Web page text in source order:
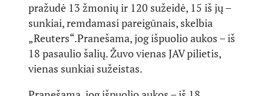
pražudė 13 žmonių ir 120 sužeidė, 15 iš jų –
sunkiai, remdamasi pareigūnais, skelbia
„Reuters“.Pranešama, jog išpuolio aukos – iš
18 pasaulio šalių. Žuvo vienas JAV pilietis,
vienas sunkiai sužeistas.